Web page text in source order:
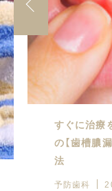
すぐに治療
の【歯槽膿
法
予防歯科